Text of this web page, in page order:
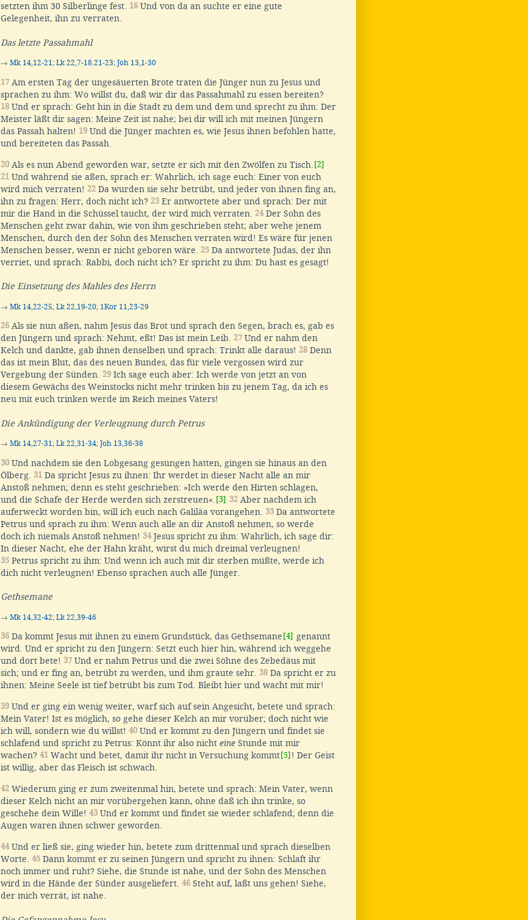
setzten ihm 30 Silberlinge fest. 16 Und von da an suchte er eine gute
Gelegenheit, ihn zu verraten.
Das letzte Passahmahl
→ Mk 14,12-21; Lk 22,7-18.21-23; Joh 13,1-30
17 Am ersten Tag der ungesäuerten Brote traten die Jünger nun zu Jesus und
sprachen zu ihm: Wo willst du, daß wir dir das Passahmahl zu essen bereiten?
18 Und er sprach: Geht hin in die Stadt zu dem und dem und sprecht zu ihm: Der
Meister läßt dir sagen: Meine Zeit ist nahe; bei dir will ich mit meinen Jüngern
das Passah halten! 19 Und die Jünger machten es, wie Jesus ihnen befohlen hatte,
und bereiteten das Passah.
20 Als es nun Abend geworden war, setzte er sich mit den Zwölfen zu Tisch. [2]
21 Und während sie aßen, sprach er: Wahrlich, ich sage euch: Einer von euch
wird mich verraten! 22 Da wurden sie sehr betrübt, und jeder von ihnen fing an,
ihn zu fragen: Herr, doch nicht ich? 23 Er antwortete aber und sprach: Der mit
mir die Hand in die Schüssel taucht, der wird mich verraten. 24Der Sohn des
Menschen geht zwar dahin, wie von ihm geschrieben steht; aber wehe jenem
Menschen, durch den der Sohn des Menschen verraten wird! Es wäre für jenen
Menschen besser, wenn er nicht geboren wäre. 25 Da antwortete Judas, der ihn
verriet, und sprach: Rabbi, doch nicht ich? Er spricht zu ihm: Du hast es gesagt!
Die Einsetzung des Mahles des Herrn
→ Mk 14,22-25; Lk 22,19-20; 1Kor 11,23-29
26 Als sie nun aßen, nahm Jesus das Brot und sprach den Segen, brach es, gab es
den Jüngern und sprach: Nehmt, eßt! Das ist mein Leib. 27 Und er nahm den
Kelch und dankte, gab ihnen denselben und sprach: Trinkt alle daraus! 28 Denn
das ist mein Blut, das des neuen Bundes, das für viele vergossen wird zur
Vergebung der Sünden. 29 Ich sage euch aber: Ich werde von jetzt an von
diesem Gewächs des Weinstocks nicht mehr trinken bis zu jenem Tag, da ich es
neu mit euch trinken werde im Reich meines Vaters!
Die Ankündigung der Verleugnung durch Petrus
→ Mk 14,27-31; Lk 22,31-34; Joh 13,36-38
30 Und nachdem sie den Lobgesang gesungen hatten, gingen sie hinaus an den
Ölberg. 31 Da spricht Jesus zu ihnen: Ihr werdet in dieser Nacht alle an mir
Anstoß nehmen; denn es steht geschrieben: »Ich werde den Hirten schlagen,
und die Schafe der Herde werden sich zerstreuen«. [3] 32 Aber nachdem ich
auferweckt worden bin, will ich euch nach Galiläa vorangehen. 33 Da antwortete
Petrus und sprach zu ihm: Wenn auch alle an dir Anstoß nehmen, so werde
doch ich niemals Anstoß nehmen! 34Jesus spricht zu ihm: Wahrlich, ich sage dir:
In dieser Nacht, ehe der Hahn kräht, wirst du mich dreimal verleugnen!
35 Petrus spricht zu ihm: Und wenn ich auch mit dir sterben müßte, werde ich
dich nicht verleugnen! Ebenso sprachen auch alle Jünger.
Gethsemane
→ Mk 14,32-42; Lk 22,39-46
36 Da kommt Jesus mit ihnen zu einem Grundstück, das Gethsemane [4] genannt
wird. Und er spricht zu den Jüngern: Setzt euch hier hin, während ich weggehe
und dort bete! 37 Und er nahm Petrus und die zwei Söhne des Zebedäus mit
sich; und er fing an, betrübt zu werden, und ihm graute sehr. 38 Da spricht er zu
ihnen: Meine Seele ist tief betrübt bis zum Tod. Bleibt hier und wacht mit mir!
39 Und er ging ein wenig weiter, warf sich auf sein Angesicht, betete und sprach:
Mein Vater! Ist es möglich, so gehe dieser Kelch an mir vorüber; doch nicht wie
ich will, sondern wie du willst! 40 Und er kommt zu den Jüngern und findet sie
schlafend und spricht zu Petrus: Könnt ihr also nicht eine Stunde mit mir
wachen? 41 Wacht und betet, damit ihr nicht in Versuchung kommt [5] ! Der Geist
ist willig, aber das Fleisch ist schwach.
42 Wiederum ging er zum zweitenmal hin, betete und sprach: Mein Vater, wenn
dieser Kelch nicht an mir vorübergehen kann, ohne daß ich ihn trinke, so
geschehe dein Wille! 43 Und er kommt und findet sie wieder schlafend; denn die
Augen waren ihnen schwer geworden.
44Und er ließ sie, ging wieder hin, betete zum drittenmal und sprach dieselben
Worte. 45 Dann kommt er zu seinen Jüngern und spricht zu ihnen: Schlaft ihr
noch immer und ruht? Siehe, die Stunde ist nahe, und der Sohn des Menschen
wird in die Hände der Sünder ausgeliefert. 46 Steht auf, laßt uns gehen! Siehe,
der mich verrät, ist nahe.